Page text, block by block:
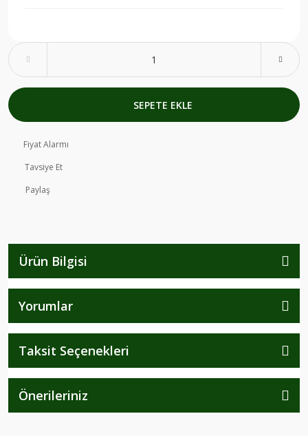
SEPETE EKLE
Fiyat Alarmı
Tavsiye Et
Paylaş
Ürün Bilgisi
Yorumlar
Taksit Seçenekleri
Önerileriniz